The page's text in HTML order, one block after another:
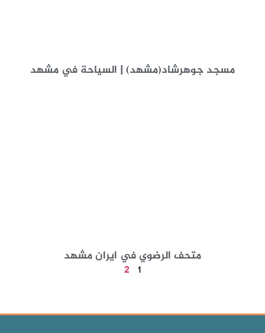
مسجد جوهرشاد(مشهد) | السياحة في مشهد
متحف الرضوي في ايران مشهد
1
2